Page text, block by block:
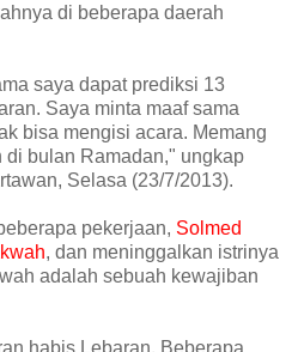
di beberapa daerah
saya dapat prediksi 13
Saya minta maaf sama
bisa mengisi acara. Memang
bulan Ramadan," ungkap
Selasa (23/7/2013).
pekerjaan, Solmed
, dan meninggalkan istrinya
adalah sebuah kewajiban
habis Lebaran. Beberapa